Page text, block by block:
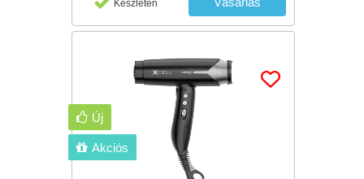
Készleten
Új
Akciós